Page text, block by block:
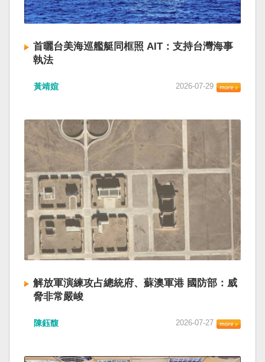
首曬台美海巡艦艇同框照 AIT：支持台灣海事
執法
黃靖媗 2026-07-29
解放軍演練攻占總統府、蘇澳軍港 國防部：威
脅非常嚴峻
陳鈺馥 2026-07-27